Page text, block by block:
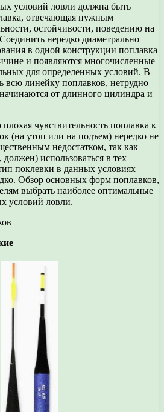
условий ловли должна быть
отвечающая нужным
остойчивости, поведению на
нередко диаметрально
в одной конструкции поплавка
и появляются многочисленные
для определенных условий. В
всю линейку поплавков, нетрудно
от длинного цилиндра и
плохая чувствительность поплавка к
(на утоп или на подъем) нередко не
недостатком, так как
использоваться в тех
поклевки в данных условиях
Обзор основных форм поплавков,
выбрать наиболее оптимальные
условий ловли.